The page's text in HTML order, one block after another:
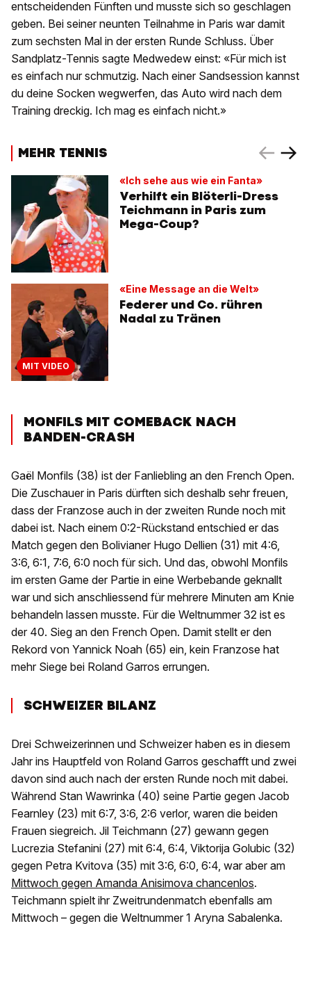
entscheidenden Fünften und musste sich so geschlagen
geben. Bei seiner neunten Teilnahme in Paris war damit
zum sechsten Mal in der ersten Runde Schluss. Über
Sandplatz-Tennis sagte Medwedew einst: «Für mich ist
es einfach nur schmutzig. Nach einer Sandsession kannst
du deine Socken wegwerfen, das Auto wird nach dem
Training dreckig. Ich mag es einfach nicht.»
MEHR TENNIS
«Ich sehe aus wie ein Fanta»
Verhilft ein Blöterli-Dress
Teichmann in Paris zum
Mega-Coup?
MIT VIDEO
«Eine Message an die Welt»
Federer und Co. rühren
Nadal zu Tränen
MONFILS MIT COMEBACK NACH
BANDEN-CRASH
Gaël Monfils (38) ist der Fanliebling an den French Open.
Die Zuschauer in Paris dürften sich deshalb sehr freuen,
dass der Franzose auch in der zweiten Runde noch mit
dabei ist. Nach einem 0:2-Rückstand entschied er das
Match gegen den Bolivianer Hugo Dellien (31) mit 4:6,
3:6, 6:1, 7:6, 6:0 noch für sich. Und das, obwohl Monfils
im ersten Game der Partie in eine Werbebande geknallt
war und sich anschliessend für mehrere Minuten am Knie
behandeln lassen musste. Für die Weltnummer 32 ist es
der 40. Sieg an den French Open. Damit stellt er den
Rekord von Yannick Noah (65) ein, kein Franzose hat
mehr Siege bei Roland Garros errungen.
SCHWEIZER BILANZ
Drei Schweizerinnen und Schweizer haben es in diesem
Jahr ins Hauptfeld von Roland Garros geschafft und zwei
davon sind auch nach der ersten Runde noch mit dabei.
Während Stan Wawrinka (40) seine Partie gegen Jacob
Fearnley (23) mit 6:7, 3:6, 2:6 verlor, waren die beiden
Frauen siegreich. Jil Teichmann (27) gewann gegen
Lucrezia Stefanini (27) mit 6:4, 6:4, Viktorija Golubic (32)
gegen Petra Kvitova (35) mit 3:6, 6:0, 6:4, war aber am
Mittwoch gegen Amanda Anisimova chancenlos.
Teichmann spielt ihr Zweitrundenmatch ebenfalls am
Mittwoch – gegen die Weltnummer 1 Aryna Sabalenka.